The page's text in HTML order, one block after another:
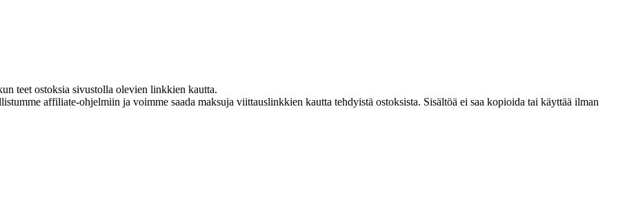
teet ostoksia sivustolla olevien linkkien kautta.
affiliate-ohjelmiin ja voimme saada maksuja viittauslinkkien kautta tehdyistä ostoksista. Sisältöä ei saa kopioida tai käyttää ilman